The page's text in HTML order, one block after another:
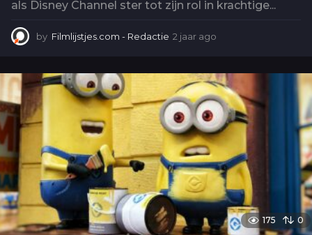
als Disney Channel ster tot zijn rol in krachtige...
by Filmlijstjes.com - Redactie 2 jaar ago
a
r
a
g
o
175 0